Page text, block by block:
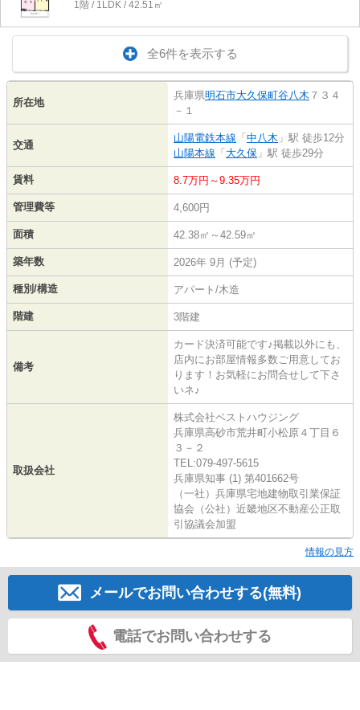
1階 / 1LDK / 42.51㎡
全6件を表示する
所在地
兵庫県明石市大久保町谷八木 ７３４
－１
交通
山陽電鉄本線 「 中八木 」駅 徒歩12分
山陽本線 「 大久保 」駅 徒歩29分
賃料 8.7万円～9.35万円
管理費等 4,600円
面積 42.38㎡～42.59㎡
築年数 2026年 9月 (予定)
種別/構造 アパート/木造
階建 3階建
備考
カード決済可能です♪掲載以外にも、
店内にお部屋情報多数ご用意してお
ります！お気軽にお問合せして下さ
いネ♪
取扱会社
株式会社ベストハウジング
兵庫県高砂市荒井町小松原４丁目６
３－２
TEL:079-497-5615
兵庫県知事 (1) 第401662号
（一社）兵庫県宅地建物取引業保証
協会（公社）近畿地区不動産公正取
引協議会加盟
情報の見方
メールでお問い合わせする(無料)
電話でお問い合わせする